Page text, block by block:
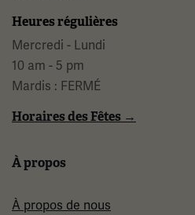
Heures régulières
Mercredi - Lundi
10 am - 5 pm
Mardis : FERMÉ
Horaires des Fêtes →
À propos
À propos de nous